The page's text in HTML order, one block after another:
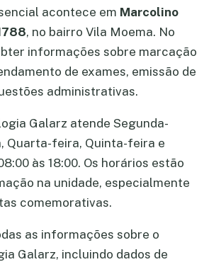
acontece em Marcolino
, no bairro Vila Moema. No
informações sobre marcação
de exames, emissão de
administrativas.
Galarz atende Segunda-
Quarta-feira, Quinta-feira e
às 18:00. Os horários estão
na unidade, especialmente
comemorativas.
as informações sobre o
Galarz, incluindo dados de